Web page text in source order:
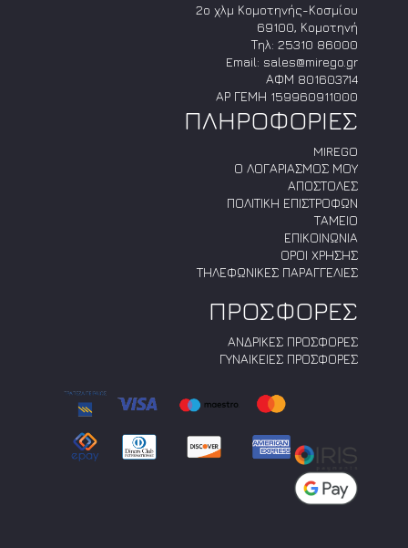
2ο χλμ Κομοτηνής-Κοσμίου
69100, Κομοτηνή
Τηλ: 25310 86000
Email: sales@mirego.gr
ΑΦΜ 801603714
ΑΡ ΓΕΜΗ 159960911000
ΠΛΗΡΟΦΟΡΙΕΣ
MIREGO
Ο ΛΟΓΑΡΙΑΣΜΟΣ ΜΟΥ
ΑΠΟΣΤΟΛΕΣ
ΠΟΛΙΤΙΚΗ ΕΠΙΣΤΡΟΦΩΝ
ΤΑΜΕΙΟ
ΕΠΙΚΟΙΝΩΝΙΑ
ΟΡΟΙ ΧΡΗΣΗΣ
ΤΗΛΕΦΩΝΙΚΕΣ ΠΑΡΑΓΓΕΛΙΕΣ
ΠΡΟΣΦΟΡΕΣ
ΑΝΔΡΙΚΕΣ ΠΡΟΣΦΟΡΕΣ
ΓΥΝΑΙΚΕΙΕΣ ΠΡΟΣΦΟΡΕΣ